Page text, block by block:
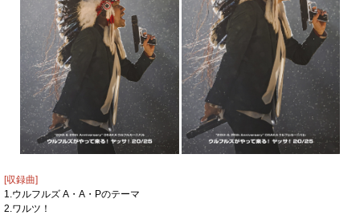
[収録曲]
1.ウルフルズ A・A・Pのテーマ
2.ワルツ！